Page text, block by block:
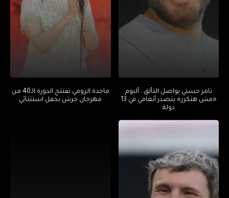
تامر حسني يواصل التألق.. ألبوم
«مش هتكرر» يتصدر أنغامي في 13
دولة
ماجدة الرومي تفتتح الدورة الـ40 من
مهرجان جرش بحفل استثنائي